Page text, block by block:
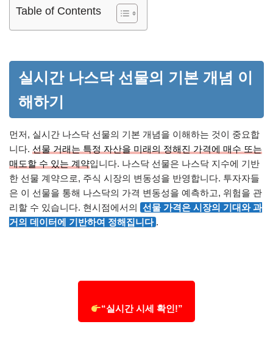
Table of Contents
실시간 나스닥 선물의 기본 개념 이
해하기
먼저, 실시간 나스닥 선물의 기본 개념을 이해하는 것이 중요합
니다. 선물 거래는 특정 자산을 미래의 정해진 가격에 매수 또는
매도할 수 있는 계약입니다. 나스닥 선물은 나스닥 지수에 기반
한 선물 계약으로, 주식 시장의 변동성을 반영합니다. 투자자들
은 이 선물을 통해 나스닥의 가격 변동성을 예측하고, 위험을 관
리할 수 있습니다. 현시점에서의 선물 가격은 시장의 기대와 과
거의 데이터에 기반하여 정해집니다 .
“실시간 시세 확인!”